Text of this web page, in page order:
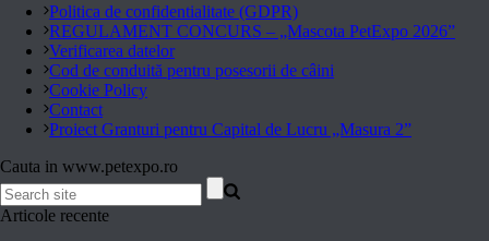
Politica de confidentialitate (GDPR)
REGULAMENT CONCURS – „Mascota PetExpo 2026”
Verificarea datelor
Cod de conduită pentru posesorii de câini
Cookie Policy
Contact
Proiect Granturi pentru Capital de Lucru „Masura 2”
Cauta in www.petexpo.ro
Articole recente